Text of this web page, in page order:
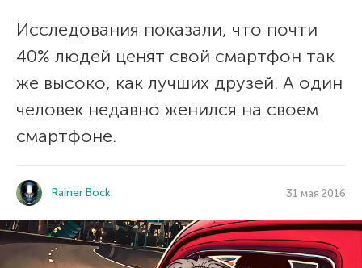
Исследования показали, что почти
40% людей ценят свой смартфон так
же высоко, как лучших друзей. А один
человек недавно женился на своем
смартфоне.
Rainer Bock 31 мая 2016